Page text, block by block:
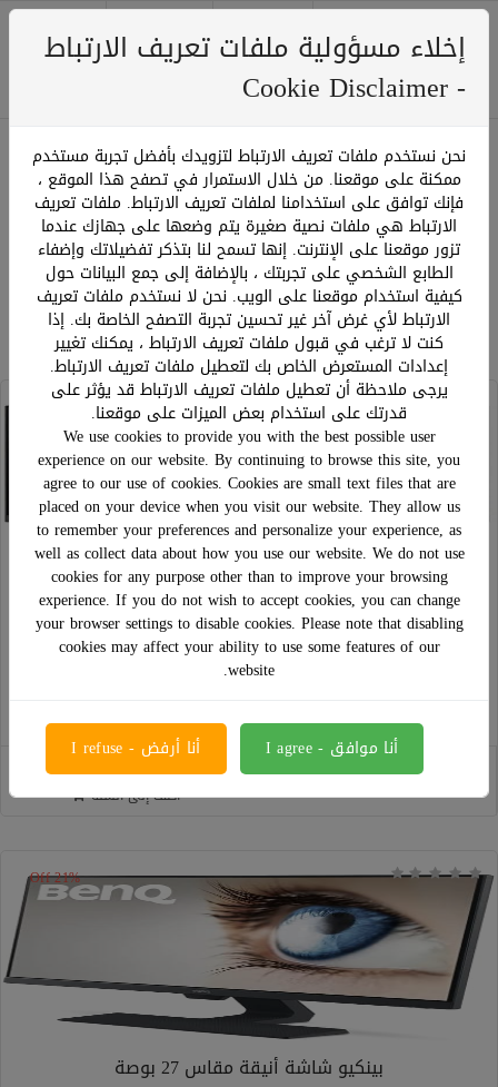
0
ترتيب حسب: عرض:صفحة 1 من 1
شاشة بينكيو IPS 25 144Hz
أضف إلى السلة
21% Off
بينكيو شاشة أنيقة مقاس 27 بوصة
إخلاء مسؤولية ملفات تعريف الارتباط
- Cookie Disclaimer
نحن نستخدم ملفات تعريف الارتباط لتزويدك بأفضل تجربة مستخدم
ممكنة على موقعنا. من خلال الاستمرار في تصفح هذا الموقع ،
فإنك توافق على استخدامنا لملفات تعريف الارتباط. ملفات تعريف
الارتباط هي ملفات نصية صغيرة يتم وضعها على جهازك عندما
تزور موقعنا على الإنترنت. إنها تسمح لنا بتذكر تفضيلاتك وإضفاء
الطابع الشخصي على تجربتك ، بالإضافة إلى جمع البيانات حول
كيفية استخدام موقعنا على الويب. نحن لا نستخدم ملفات تعريف
الارتباط لأي غرض آخر غير تحسين تجربة التصفح الخاصة بك. إذا
كنت لا ترغب في قبول ملفات تعريف الارتباط ، يمكنك تغيير
إعدادات المستعرض الخاص بك لتعطيل ملفات تعريف الارتباط.
يرجى ملاحظة أن تعطيل ملفات تعريف الارتباط قد يؤثر على
قدرتك على استخدام بعض الميزات على موقعنا.
We use cookies to provide you with the best possible user
experience on our website. By continuing to browse this site, you
agree to our use of cookies. Cookies are small text files that are
placed on your device when you visit our website. They allow us
to remember your preferences and personalize your experience, as
well as collect data about how you use our website. We do not use
cookies for any purpose other than to improve your browsing
experience. If you do not wish to accept cookies, you can change
your browser settings to disable cookies. Please note that disabling
cookies may affect your ability to use some features of our
website.
أنا موافق - I agree أنا أرفض - I refuse